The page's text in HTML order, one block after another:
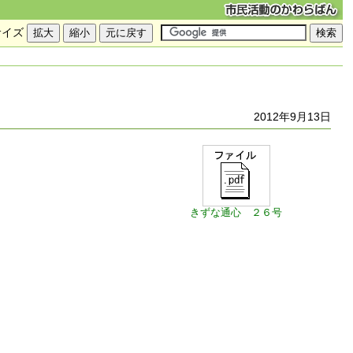
ズ
2012年9月13日
きずな通心 ２６号